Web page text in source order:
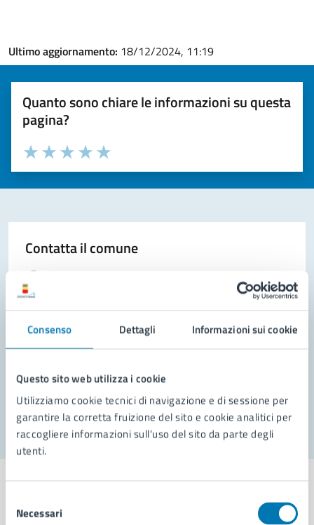
Consenso Dettagli Informazioni sui cookie
Questo sito web utilizza i cookie
Utilizziamo cookie tecnici di navigazione e di sessione per
garantire la corretta fruizione del sito e cookie analitici per
raccogliere informazioni sull'uso del sito da parte degli
utenti.
delNecessari
Ultimo aggiornamento: 18/12/2024, 11:19
Quanto sono chiare le informazioni su questa
pagina?
Valuta la chiarezza delle informazioni (da 1 a 5 stelle)
Seleziona il numero di stelle per valutare la chiarezza delle
Valuta 5 stelle su 5
Valuta 4 stelle su 5
Valuta 3 stelle su 5
Valuta 2 stelle su 5
Valuta 1 stelle su 5
Contatta il comune
Prenota appuntamento
Problemi in città
Segnala disservizio